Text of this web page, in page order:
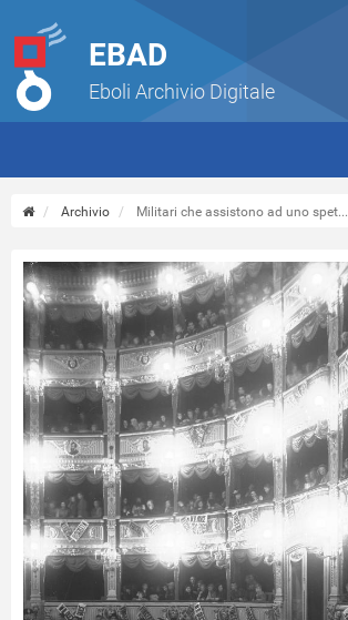
EBAD
Eboli Archivio Digitale
Archivio Militari che assistono ad uno spet...